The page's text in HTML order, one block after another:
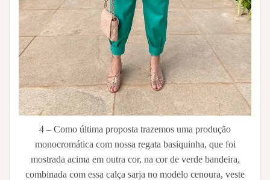
4 – Como última proposta trazemos uma produção
monocromática com nossa regata basiquinha, que foi
mostrada acima em outra cor, na cor de verde bandeira,
combinada com essa calça sarja no modelo cenoura, veste